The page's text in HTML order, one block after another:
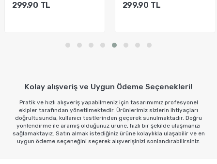
299.90 TL 299.90 TL
Kolay alışveriş ve Uygun Ödeme Seçenekleri!
Pratik ve hızlı alışveriş yapabilmeniz için tasarımımız profesyonel
ekipler tarafından yönetilmektedir. Ürünlerimiz sizlerin ihtiyaçları
doğrultusunda, kullanıcı testlerinden geçerek sunulmaktadır. Doğru
yönlendirme ile aramış olduğunuz ürüne, hızlı bir şekilde ulaşmanızı
sağlamaktayız. Satın almak istediğiniz ürüne kolaylıkla ulaşabilir ve en
uygun ödeme seçeneğini seçerek alışverişinizi sonlandırabilirsiniz.